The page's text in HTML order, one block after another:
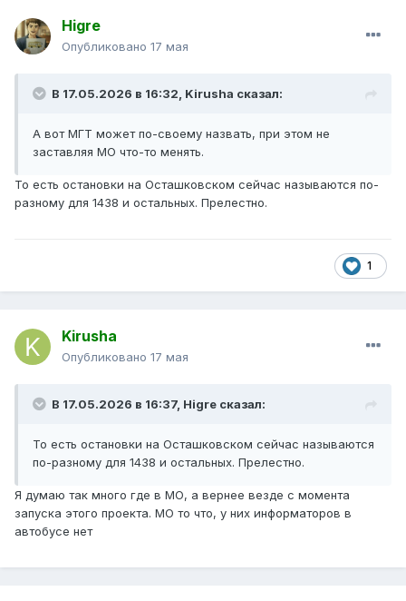
Higre
Опубликовано 17 мая
В 17.05.2026 в 16:32, Kirusha сказал:
А вот МГТ может по-своему назвать, при этом не
заставляя МО что-то менять.
То есть остановки на Осташковском сейчас называются по-
разному для 1438 и остальных. Прелестно.
1
Kirusha
Опубликовано 17 мая
В 17.05.2026 в 16:37, Higre сказал:
То есть остановки на Осташковском сейчас называются
по-разному для 1438 и остальных. Прелестно.
Я думаю так много где в МО, а вернее везде с момента
запуска этого проекта. МО то что, у них информаторов в
автобусе нет